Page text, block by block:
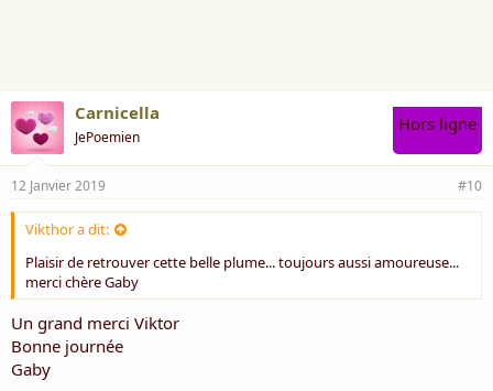
Carnicella
JePoemien
Hors ligne
12 Janvier 2019 #10
Vikthor a dit:
Plaisir de retrouver cette belle plume... toujours aussi amoureuse...
merci chère Gaby
Un grand merci Viktor
Bonne journée
Gaby